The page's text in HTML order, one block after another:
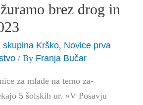
brez drog in
skupina Krško, Novice prva
/ By Franja Bučar
za mlade na temo za­
5 šolskih ur. »V Posavju